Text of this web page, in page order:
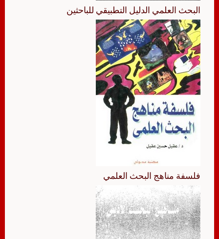
البحث العلمي الدليل التطبيقي للباحثين
فلسفة مناهج البحث العلمي